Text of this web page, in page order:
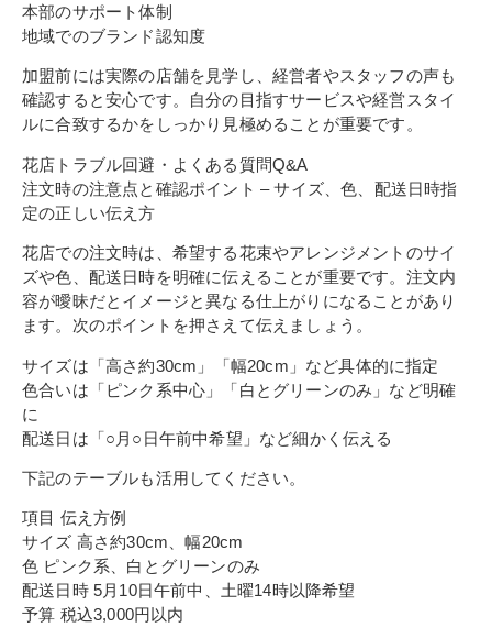
本部のサポート体制
地域でのブランド認知度
加盟前には実際の店舗を見学し、経営者やスタッフの声も
確認すると安心です。自分の目指すサービスや経営スタイ
ルに合致するかをしっかり見極めることが重要です。
花店トラブル回避・よくある質問Q&A
注文時の注意点と確認ポイント – サイズ、色、配送日時指
定の正しい伝え方
花店での注文時は、希望する花束やアレンジメントのサイ
ズや色、配送日時を明確に伝えることが重要です。注文内
容が曖昧だとイメージと異なる仕上がりになることがあり
ます。次のポイントを押さえて伝えましょう。
サイズは「高さ約30cm」「幅20cm」など具体的に指定
色合いは「ピンク系中心」「白とグリーンのみ」など明確
に
配送日は「○月○日午前中希望」など細かく伝える
下記のテーブルも活用してください。
項目 伝え方例
サイズ 高さ約30cm、幅20cm
色 ピンク系、白とグリーンのみ
配送日時 5月10日午前中、土曜14時以降希望
予算 税込3,000円以内